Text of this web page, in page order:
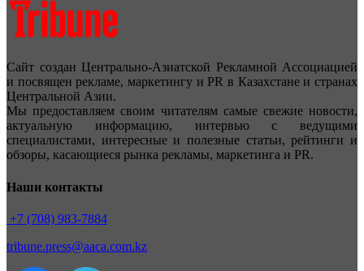
Сайт создан Центрально-Азиатской Рекламной Ассоциацией
и посвящен рекламе, маркетингу и PR в Казахстане и странах
Центральной Азии.
Мы предоставляем своим читателям самые свежие новости,
актуальную информацию, интервью с ведущими
специалистами, интересные и полезные статьи, рейтинги и
обзоры, касающиеся рынка рекламы, маркетинга и PR.
Наши контакты
+7 (708) 983-7884
tribune.press@aaca.com.kz